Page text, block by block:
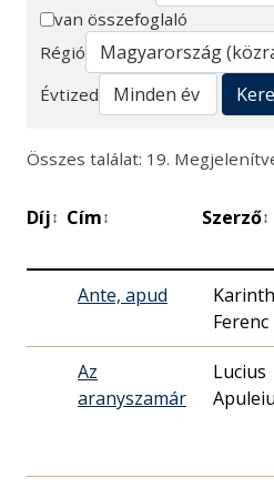
Keresés
van összefoglaló
Régió
Évtized
Összes találat: 19.
Díj↕ Cím↕ Szerző↕
Ante, apud
Ferenc
Az
aranyszamár
Lucius